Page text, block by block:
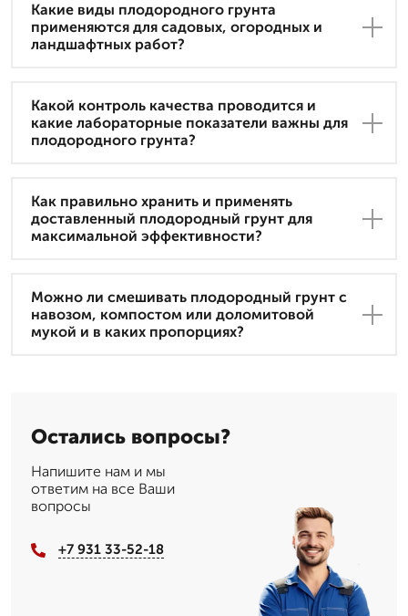
Какие виды плодородного грунта
применяются для садовых, огородных и
ландшафтных работ?
Какой контроль качества проводится и
какие лабораторные показатели важны для
плодородного грунта?
Как правильно хранить и применять
доставленный плодородный грунт для
максимальной эффективности?
Можно ли смешивать плодородный грунт с
навозом, компостом или доломитовой
мукой и в каких пропорциях?
Остались вопросы?
Напишите нам и мы
ответим на все Ваши
вопросы
+7 931 33-52-18